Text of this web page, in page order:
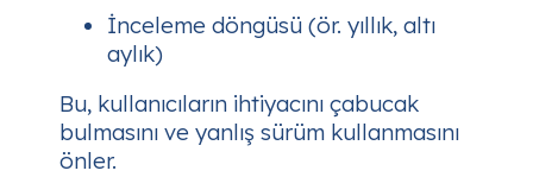
İnceleme döngüsü (ör. yıllık, altı
aylık)
Bu, kullanıcıların ihtiyacını çabucak
bulmasını ve yanlış sürüm kullanmasını
önler.